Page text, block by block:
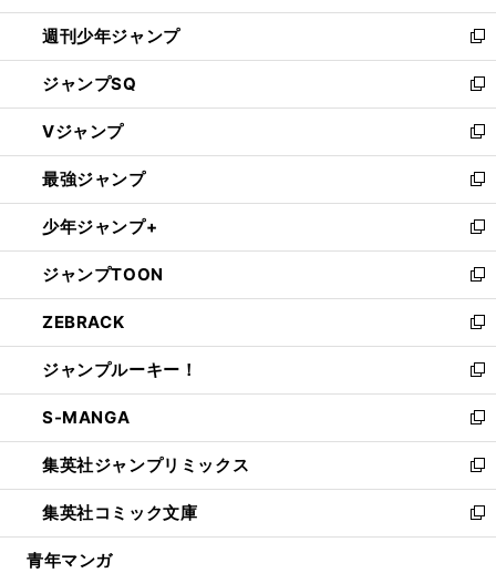
開
く
週刊少年ジャンプ
新
し
い
ウ
ィ
ン
ド
ウ
で
開
く
ジャンプSQ
新
し
い
ウ
ィ
ン
ド
ウ
で
開
く
Vジャンプ
新
し
い
ウ
ィ
ン
ド
ウ
で
開
く
最強ジャンプ
新
し
い
ウ
ィ
ン
ド
ウ
で
開
く
少年ジャンプ+
新
し
い
ウ
ィ
ン
ド
ウ
で
開
く
ジャンプTOON
新
し
い
ウ
ィ
ン
ド
ウ
で
開
く
ZEBRACK
新
し
い
ウ
ィ
ン
ド
ウ
で
開
ジャンプルーキー！
新
し
い
ウ
ィ
ン
ド
ウ
S-MANGA
新
し
い
ウ
ィ
ン
集英社ジャンプリミックス
新
し
い
ウ
集英社コミック文庫
新
し
青年マンガ